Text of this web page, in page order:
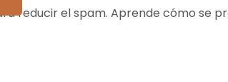
reducir el spam. Aprende cómo se